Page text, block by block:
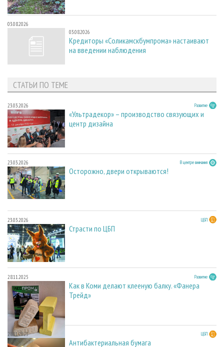
03.08.2026
03.08.2026
Кредиторы «Соликамскбумпрома» настаивают
на введении наблюдения
СТАТЬИ ПО ТЕМЕ
23.03.2026 Развитие
«Ультрадекор» – производство связующих и
центр дизайна
23.03.2026 В центре внимания
Осторожно, двери открываются!
23.03.2026 ЦБП
Страсти по ЦБП
28.11.2025 Развитие
Как в Коми делают клееную балку. «Фанера
Трейд»
28.11.2025 ЦБП
Антибактериальная бумага